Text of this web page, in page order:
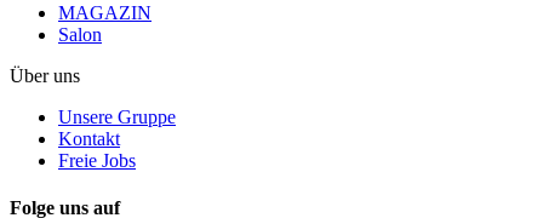
MAGAZIN
Salon
Über uns
Unsere Gruppe
Kontakt
Freie Jobs
Folge uns auf